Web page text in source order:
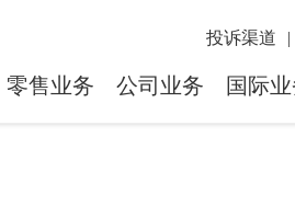
投诉渠道 |
零售业务 公司业务 国际